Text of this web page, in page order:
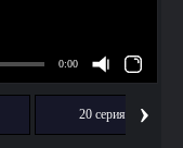
20 серия ›